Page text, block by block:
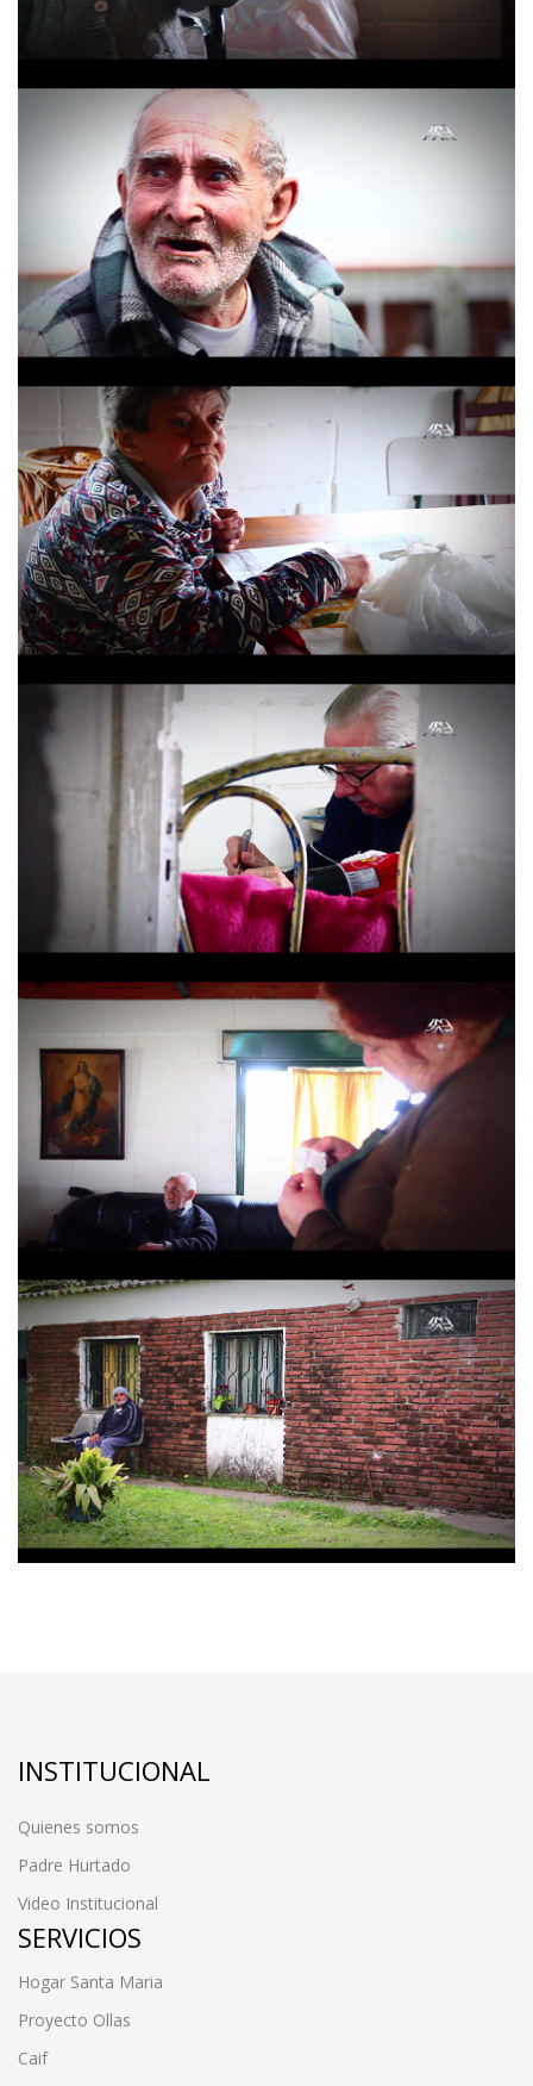
Hogar Santa Maria
Hogar Santa Maria
Hogar Santa Maria
Hogar Santa Maria
Hogar Santa Maria
INSTITUCIONAL
Quienes somos
Padre Hurtado
Video Institucional
SERVICIOS
Hogar Santa Maria
Proyecto Ollas
Caif